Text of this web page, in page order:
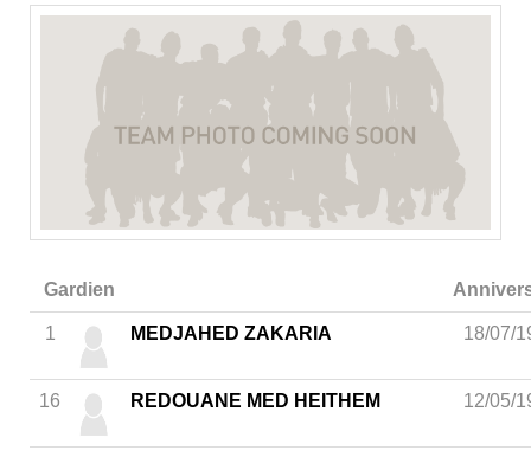
Gardien
1 MEDJAHED ZAKARIA 18/07/
16 REDOUANE MED HEITHEM 12/05/